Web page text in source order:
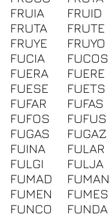
FRUIA
FRUID
FRUTA
FRUTE
FRUYE
FRUYO
FUCIA
FUCOS
FUERA
FUERE
FUESE
FUETS
FUFAR
FUFAS
FUFOS
FUFUS
FUGAS
FUGAZ
FUINA
FULAR
FULGI
FULJA
FUMAD
FUMAN
FUMEN
FUMES
FUNCO
FUNDA